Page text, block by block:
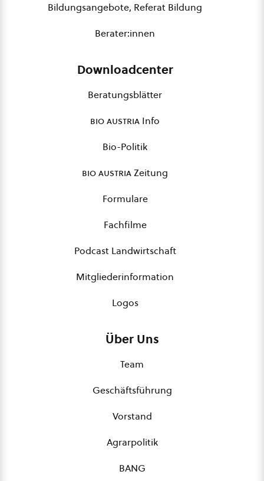
Bildungsangebote, Referat Bildung
Berater:innen
Downloadcenter
Beratungsblätter
bio austria Info
Bio-Politik
bio austriaZeitung
Formulare
Fachfilme
Podcast Landwirtschaft
Mitgliederinformation
Logos
Über Uns
Team
Geschäftsführung
Vorstand
Agrarpolitik
BANG